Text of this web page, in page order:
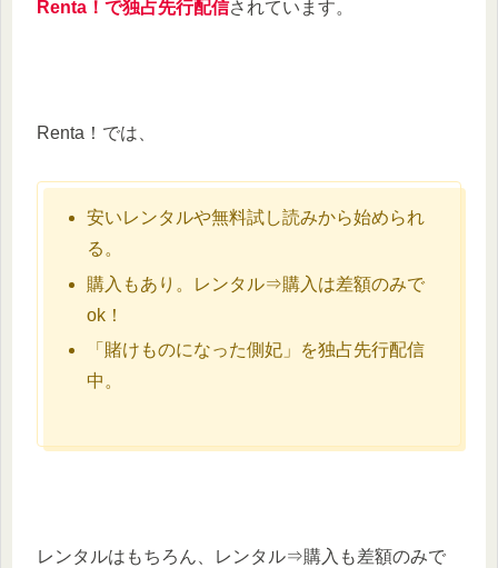
Renta！で独占先行配信されています。
Renta！では、
安いレンタルや無料試し読みから始められ
る。
購入もあり。レンタル⇒購入は差額のみで
ok！
「賭けものになった側妃」を独占先行配信
中。
レンタルはもちろん、レンタル⇒購入も差額のみで